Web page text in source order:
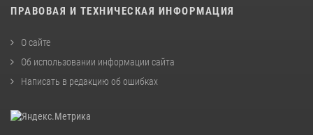
ПРАВОВАЯ И ТЕХНИЧЕСКАЯ ИНФОРМАЦИЯ
О сайте
Об использовании информации сайта
Написать в редакцию об ошибках